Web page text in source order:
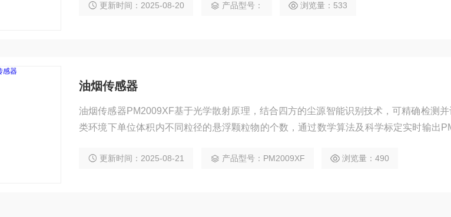
房，农贸市场，各类油库，化工厂，煤气站等领域。
更新时间：2025-08-20 产品型号： 浏览量：533
油烟传感器
油烟传感器PM2009XF基于光学散射原理，结合四方的尘源智能识别技术，可精确检测
类环境下单位体积内不同粒径的悬浮颗粒物的个数，通过数学算法及科学标定实时输出
更新时间：2025-08-21 产品型号：PM2009XF 浏览量：490